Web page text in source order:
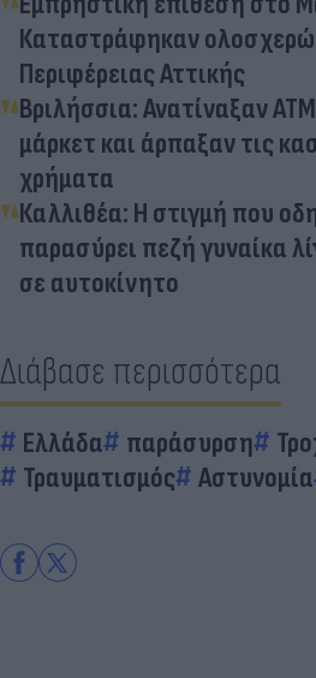
Καταστράφηκαν
Περιφέρειας Αττικής
Βριλήσσια: Ανατίναξαν
μάρκετ και άρπαξαν τις
χρήματα
Καλλιθέα: Η στιγμή που
παρασύρει πεζή γυναίκα
σε αυτοκίνητο
Διάβασε περισσότερα
Ελλάδα παράσυρση
Τραυματισμός
Αστυνομία